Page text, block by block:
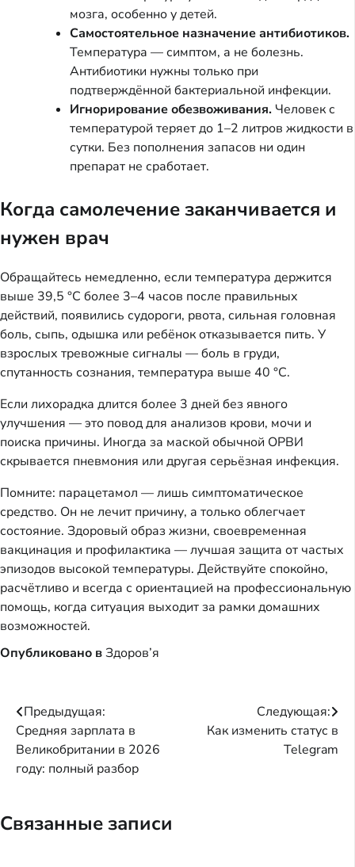
мозга, особенно у детей.
Самостоятельное назначение антибиотиков.
Температура — симптом, а не болезнь.
Антибиотики нужны только при
подтверждённой бактериальной инфекции.
Игнорирование обезвоживания. Человек с
температурой теряет до 1–2 литров жидкости в
сутки. Без пополнения запасов ни один
препарат не сработает.
Когда самолечение заканчивается и
нужен врач
Обращайтесь немедленно, если температура держится
выше 39,5 °C более 3–4 часов после правильных
действий, появились судороги, рвота, сильная головная
боль, сыпь, одышка или ребёнок отказывается пить. У
взрослых тревожные сигналы — боль в груди,
спутанность сознания, температура выше 40 °C.
Если лихорадка длится более 3 дней без явного
улучшения — это повод для анализов крови, мочи и
поиска причины. Иногда за маской обычной ОРВИ
скрывается пневмония или другая серьёзная инфекция.
Помните: парацетамол — лишь симптоматическое
средство. Он не лечит причину, а только облегчает
состояние. Здоровый образ жизни, своевременная
вакцинация и профилактика — лучшая защита от частых
эпизодов высокой температуры. Действуйте спокойно,
расчётливо и всегда с ориентацией на профессиональную
помощь, когда ситуация выходит за рамки домашних
возможностей.
Опубликовано вЗдоров’я
Навигация
по
записям
Предыдущая:
Средняя зарплата в
Великобритании в 2026
году: полный разбор
Следующая:
Как изменить статус в
Telegram
Связанные записи